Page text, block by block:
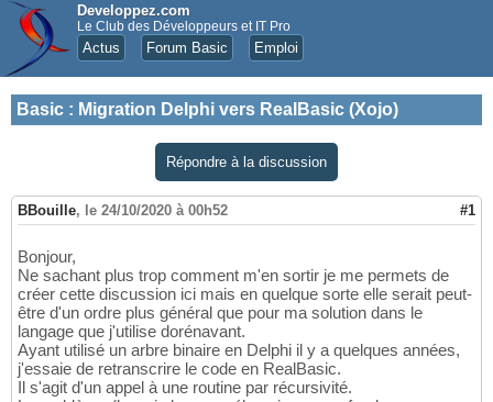
Developpez.com
Le Club des Développeurs et IT Pro
Actus Forum Basic Emploi
Basic : Migration Delphi vers RealBasic (Xojo)
Répondre à la discussion
BBouille, le 24/10/2020 à 00h52 #1
Bonjour,
Ne sachant plus trop comment m'en sortir je me permets de
créer cette discussion ici mais en quelque sorte elle serait peut-
être d'un ordre plus général que pour ma solution dans le
langage que j'utilise dorénavant.
Ayant utilisé un arbre binaire en Delphi il y a quelques années,
j'essaie de retranscrire le code en RealBasic.
Il s'agit d'un appel à une routine par récursivité.